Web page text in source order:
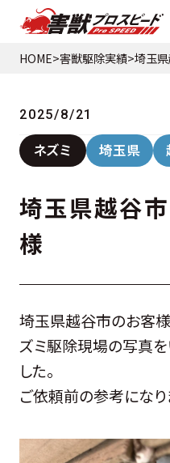
HOME>害獣駆除実績>埼玉
2025/8/21
ネズミ 埼玉県
埼玉県越谷
様
埼玉県越谷市のお客
ズミ駆除現場の写真を
した。
ご依頼前の参考になり